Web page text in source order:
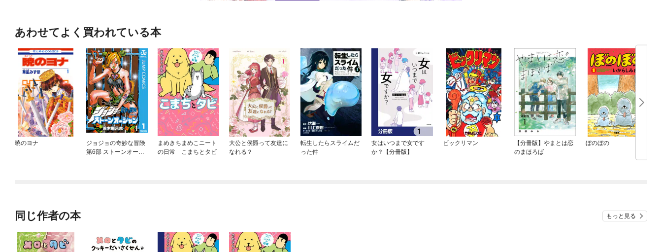
あわせてよく買われている本
暁のヨナ
ジョジョの奇妙な冒険
第6部 ストーンオーシ
まめきちまめこニート
の日常 こまちとタビ
大公と侯爵って友達に
なれる？
転生したらスライムだ
った件
女はいつまで女です
か？【分冊版】
ビックリマン
【分冊版】やまとは恋
のまほろば
ぼのぼの
同じ作者の本 もっと見る